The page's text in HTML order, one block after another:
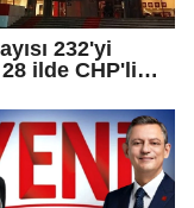
232'yi
ilde CHP'li